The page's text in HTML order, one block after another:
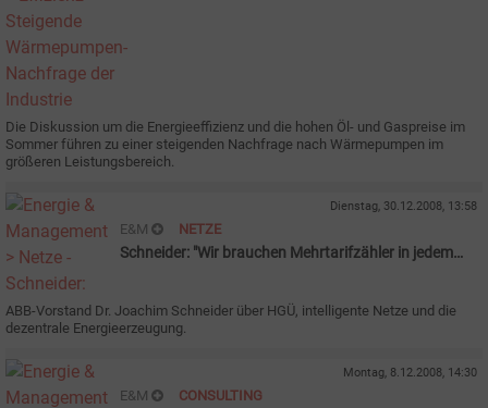
Die Diskussion um die Energieeffizienz und die hohen Öl- und Gaspreise im
Sommer führen zu einer steigenden Nachfrage nach Wärmepumpen im
größeren Leistungsbereich.
Dienstag, 30.12.2008, 13:58
E&M NETZE
Schneider: "Wir brauchen Mehrtarifzähler in jedem
ABB-Vorstand Dr. Joachim Schneider über HGÜ, intelligente Netze und die
dezentrale Energieerzeugung.
Montag, 8.12.2008, 14:30
E&M CONSULTING